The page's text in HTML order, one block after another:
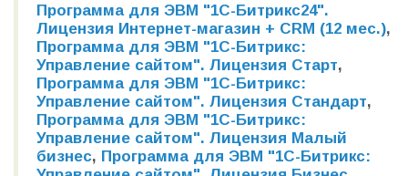
Программа для ЭВМ "1С-Битрикс24".
Лицензия Интернет-магазин + CRM (12 мес.),
Программа для ЭВМ "1С-Битрикс:
Управление сайтом". Лицензия Старт,
Программа для ЭВМ "1С-Битрикс:
Управление сайтом". Лицензия Стандарт,
Программа для ЭВМ "1С-Битрикс:
Управление сайтом". Лицензия Малый
бизнес, Программа для ЭВМ "1С-Битрикс: